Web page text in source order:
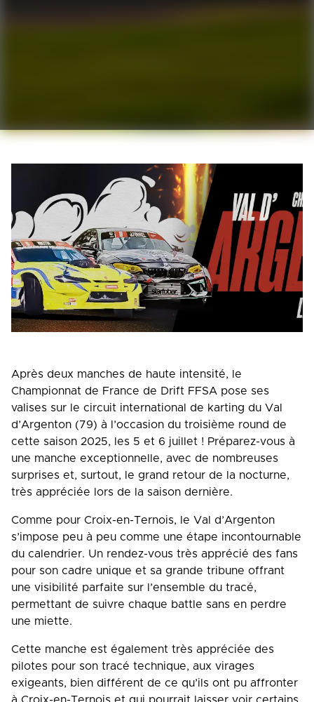
Après deux manches de haute intensité, le
Championnat de France de Drift FFSA pose ses
valises sur le circuit international de karting du Val
d’Argenton (79) à l’occasion du troisième round de
cette saison 2025, les 5 et 6 juillet ! Préparez-vous à
une manche exceptionnelle, avec de nombreuses
surprises et, surtout, le grand retour de la nocturne,
très appréciée lors de la saison dernière.
Comme pour Croix-en-Ternois, le Val d’Argenton
s’impose peu à peu comme une étape incontournable
du calendrier. Un rendez-vous très apprécié des fans
pour son cadre unique et sa grande tribune offrant
une visibilité parfaite sur l’ensemble du tracé,
permettant de suivre chaque battle sans en perdre
une miette.
Cette manche est également très appréciée des
pilotes pour son tracé technique, aux virages
exigeants, bien différent de ce qu’ils ont pu affronter